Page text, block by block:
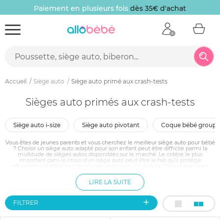
Paiement en plusieurs fois dès 35€ d'achat
Accueil Siège auto Siège auto primé aux crash-tests
Sièges auto primés aux crash-tests
siège auto i-size siège auto pivotant coque bébé
Vous êtes de jeunes parents et vous cherchez le meilleur siège auto pour bébé
? Choisir un siège auto adapté pour son enfant peut être difficile parmi la
multitude de sièges autos disponibles sur le marché. Le critère le plus
important dans le choix d’un siège auto peut être le fait qu’il protège
pour évaluer la qualité des sièges autos. Les notes attribuées offrent une
garantie concernant la sécurité et la protection de bébé lors des trajets en
voiture. Découvrez ici une large sélection de sièges autos primés aux crash-
tests de différentes marques reconnues sur le marché.
LIRE LA SUITE
FILTRER